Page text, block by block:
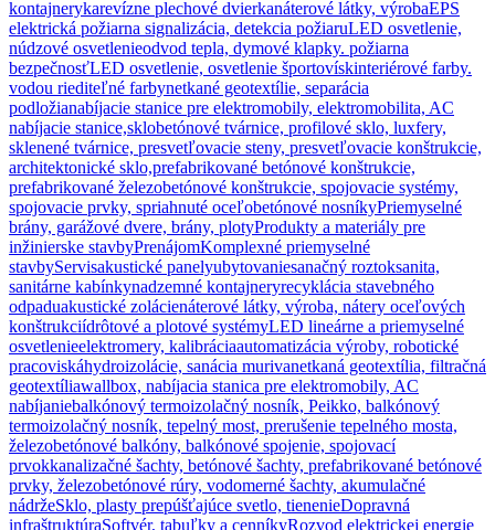
kontajnerykarevízne plechové dvierkanáterové látky, výrobaEPS
elektrická požiarna signalizácia, detekcia požiaruLED osvetlenie,
núdzové osvetlenieodvod tepla, dymové klapky. požiarna
bezpečnosťLED osvetlenie, osvetlenie športovískinteriérové farby.
vodou riediteľné farbynetkané geotextílie, separácia
podložianabíjacie stanice pre elektromobily, elektromobilita, AC
nabíjacie stanice,sklobetónové tvárnice, profilové sklo, luxfery,
sklenené tvárnice, presvetľovacie steny, presvetľovacie konštrukcie,
architektonické sklo,prefabrikované betónové konštrukcie,
prefabrikované železobetónové konštrukcie, spojovacie systémy,
spojovacie prvky, spriahnuté oceľobetónové nosníkyPriemyselné
brány, garážové dvere, brány, plotyProdukty a materiály pre
inžinierske stavbyPrenájomKomplexné priemyselné
stavbyServisakustické panelyubytovaniesanačný roztoksanita,
sanitárne kabínkynadzemné kontajneryrecyklácia stavebného
odpaduakustické zolácienáterové látky, výroba, nátery oceľových
konštrukciídrôtové a plotové systémyLED lineárne a priemyselné
osvetlenieelektromery, kalibráciaautomatizácia výroby, robotické
pracoviskáhydroizolácie, sanácia murivanetkaná geotextília, filtračná
geotextíliawallbox, nabíjacia stanica pre elektromobily, AC
nabíjaniebalkónový termoizolačný nosník, Peikko, balkónový
termoizolačný nosník, tepelný most, prerušenie tepelného mosta,
železobetónové balkóny, balkónové spojenie, spojovací
prvokkanalizačné šachty, betónové šachty, prefabrikované betónové
prvky, železobetónové rúry, vodomerné šachty, akumulačné
nádržeSklo, plasty prepúšťajúce svetlo, tienenieDopravná
infraštruktúraSoftvér, tabuľky a cenníkyRozvod elektrickej energie